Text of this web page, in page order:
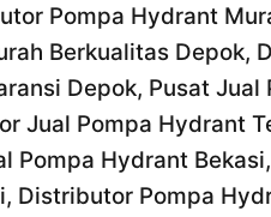
Pompa Hydrant
Berkualitas
Depok, Pusat
Jual Pompa Hydrant
Pompa Hydrant
Distributor Pompa